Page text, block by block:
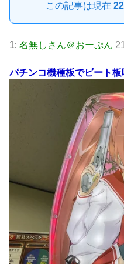
この記事は現在
1: 名無しさん＠おーぷん
パチンコ機種板でビート